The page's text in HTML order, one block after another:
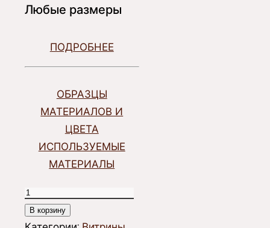
Любые размеры
ПОДРОБНЕЕ
ОБРАЗЦЫ
МАТЕРИАЛОВ И
ЦВЕТА
ИСПОЛЬЗУЕМЫЕ
МАТЕРИАЛЫ
Количество
товара
В корзину